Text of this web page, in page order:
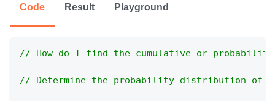
Code Result Playground
// How do I find the cumulative or
// Determine the probability distribution of a